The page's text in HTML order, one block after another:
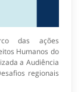
das ações
Humanos do
a Audiência
regionais